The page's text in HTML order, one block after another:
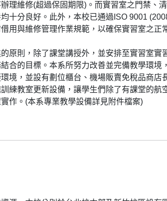
理維修(超過保固期限)。而實習室之門禁、
十分良好。此外，本校已通過ISO 9001
用與維修管理作業規範，以確保實習室之正
原則，除了課堂講授外，並安排至實習室實
合的目標。本系所努力改善並完備教學環
境，並設有劃位櫃台、機場販賣免稅品商店
練教室更新設備，讓學生們除了有課堂的航
作。(本系專業教學設備詳見附件檔案)